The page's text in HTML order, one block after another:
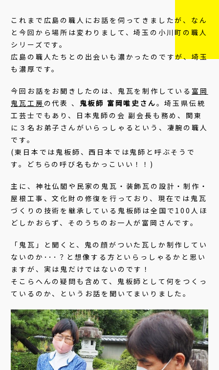
これまで広島の職人にお話を伺ってきましたが、なん
と今回から場所は変わりまして、埼玉の小川町の職人
シリーズです。
広島の職人たちとの出会いも濃かったのですが、埼玉
も濃厚です。
今回お話をお聞きしたのは、鬼瓦を制作している 富岡
鬼瓦工房 の代表 、 鬼板師 富岡唯史さん。埼玉県伝統
工芸士でもあり、日本鬼師の会 副会長も務め、関東
に３名お弟子さんがいらっしゃるという、凄腕の職人
です。
(東日本では鬼板師、西日本では鬼師と呼ぶそうで
す。どちらの呼び名もかっこいい！！)
主に、神社仏閣や民家の鬼瓦・装飾瓦の設計・制作・
屋根工事、文化財の修復を行っており、現在では鬼瓦
づくりの技術を継承している鬼板師は全国で100人ほ
どしかおらず、そのうちのお一人が富岡さんです。
「鬼瓦」と聞くと、鬼の顔がついた瓦しか制作してい
ないのか･･･？と想像する方といらっしゃるかと思い
ますが、実は鬼だけではないのです！
そこらへんの疑問も含めて、鬼板師として何をつくっ
ているのか、というお話を聞いてまいりました。